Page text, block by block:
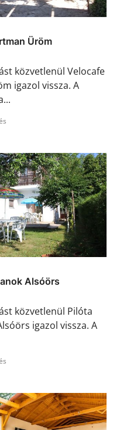
Üröm
közvetlenül Velocafe
igazol vissza. A
Alsóörs
közvetlenül Pilóta
igazol vissza. A